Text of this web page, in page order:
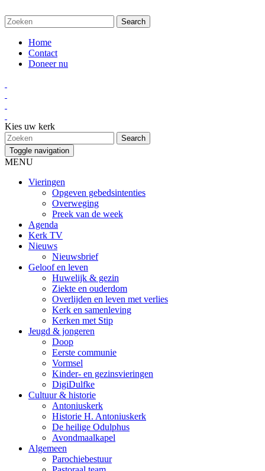
Home
Contact
Doneer nu
Kies uw kerk
Toggle navigation
MENU
Vieringen
Opgeven gebedsintenties
Overweging
Preek van de week
Agenda
Kerk TV
Nieuws
Nieuwsbrief
Geloof en leven
Huwelijk & gezin
Ziekte en ouderdom
Overlijden en leven met verlies
Kerk en samenleving
Kerken met Stip
Jeugd & jongeren
Doop
Eerste communie
Vormsel
Kinder- en gezinsvieringen
DigiDulfke
Cultuur & historie
Antoniuskerk
Historie H. Antoniuskerk
De heilige Odulphus
Avondmaalkapel
Algemeen
Parochiebestuur